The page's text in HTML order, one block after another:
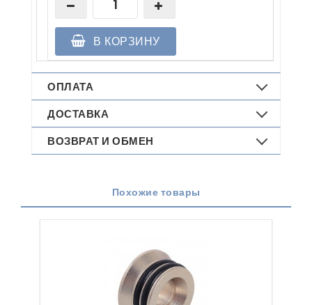
В КОРЗИНУ
ОПЛАТА
ДОСТАВКА
ВОЗВРАТ И ОБМЕН
Похожие товары